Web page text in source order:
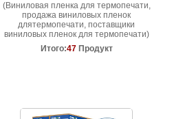
(Виниловая пленка для термопечати,
продажа виниловых пленок
длятермопечати, поставщики
виниловых пленок для термопечати)
Итого:47Продукт